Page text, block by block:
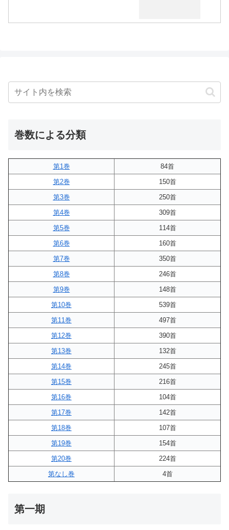
巻数による分類
第1巻
84首
第2巻
150首
第3巻
250首
第4巻
309首
第5巻
114首
第6巻
160首
第7巻
350首
第8巻
246首
第9巻
148首
第10巻
539首
第11巻
497首
第12巻
390首
第13巻
132首
第14巻
245首
第15巻
216首
第16巻
104首
第17巻
142首
第18巻
107首
第19巻
154首
第20巻
224首
第なし巻
4首
第一期